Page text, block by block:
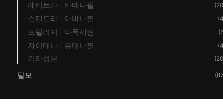
레비트라 | 바데나필
스텐드라 | 아바나필
프릴리지 | 다폭세틴
자이데나 | 유데나필
기타성분
탈모